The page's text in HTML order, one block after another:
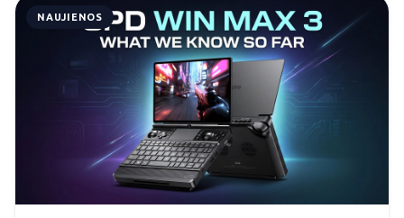
NAUJIENOS